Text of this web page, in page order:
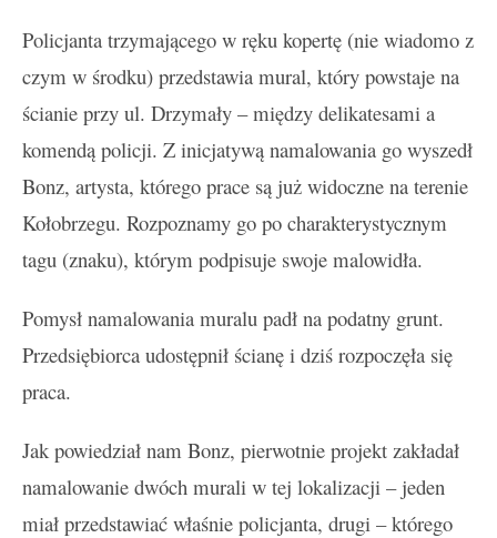
Policjanta trzymającego w ręku kopertę (nie wiadomo z
czym w środku) przedstawia mural, który powstaje na
ścianie przy ul. Drzymały – między delikatesami a
komendą policji. Z inicjatywą namalowania go wyszedł
Bonz, artysta, którego prace są już widoczne na terenie
Kołobrzegu. Rozpoznamy go po charakterystycznym
tagu (znaku), którym podpisuje swoje malowidła.
Pomysł namalowania muralu padł na podatny grunt.
Przedsiębiorca udostępnił ścianę i dziś rozpoczęła się
praca.
Jak powiedział nam Bonz, pierwotnie projekt zakładał
namalowanie dwóch murali w tej lokalizacji – jeden
miał przedstawiać właśnie policjanta, drugi – którego